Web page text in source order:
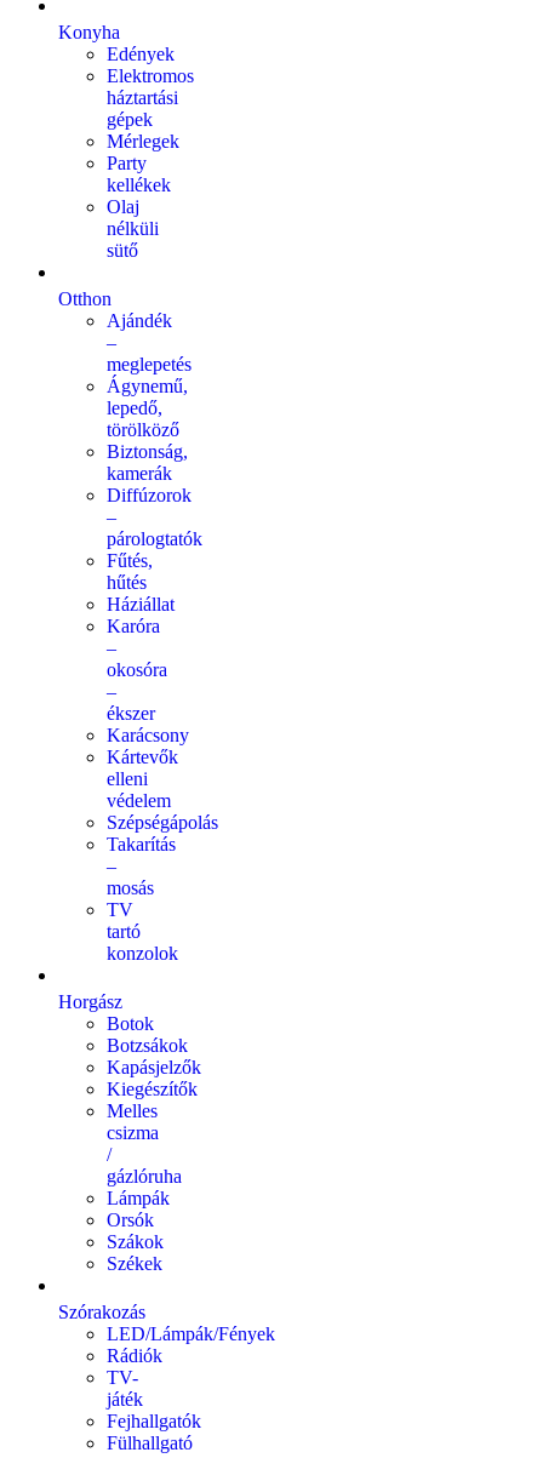
Konyha
Edények
Elektromos
háztartási
gépek
Mérlegek
Party
kellékek
Olaj
nélküli
sütő
Otthon
Ajándék
–
meglepetés
Ágynemű,
lepedő,
törölköző
Biztonság,
kamerák
Diffúzorok
–
párologtatók
Fűtés,
hűtés
Háziállat
Karóra
–
okosóra
–
ékszer
Karácsony
Kártevők
elleni
védelem
Szépségápolás
Takarítás
–
mosás
TV
tartó
konzolok
Horgász
Botok
Botzsákok
Kapásjelzők
Kiegészítők
Melles
csizma
/
gázlóruha
Lámpák
Orsók
Szákok
Székek
Szórakozás
LED/Lámpák/Fények
Rádiók
TV-
játék
Fejhallgatók
Fülhallgató